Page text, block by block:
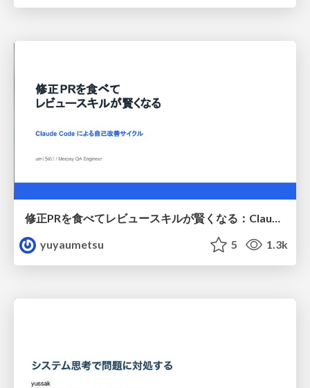
修正PRを食べてレビュースキルが賢くなる：Claude Codeによる自己改善サイクル
yuyaumetsu
5 1.3k